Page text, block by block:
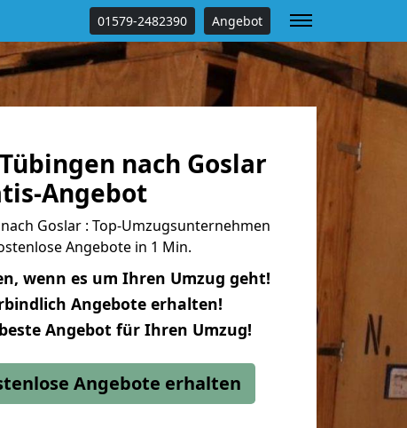
01579-2482390 Angebot
nach Goslar
Angebot
Goslar : Top-Umzugsunternehmen
Angebote in 1 Min.
wenn es um Ihren Umzug geht!
Angebote erhalten!
Angebot für Ihren Umzug!
Angebote erhalten